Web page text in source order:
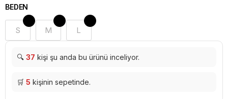
BEDEN
S M L
🔍 37 kişi şu anda bu ürünü inceliyor.
🛒 5 kişinin sepetinde.